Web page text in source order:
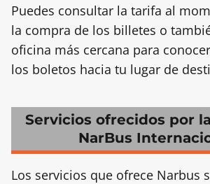
Puedes consultar la tarifa al
la compra de los billetes o
oficina más cercana para
los boletos hacia tu lugar de
Servicios ofrecidos por
NarBus
Los servicios que ofrece Narbus